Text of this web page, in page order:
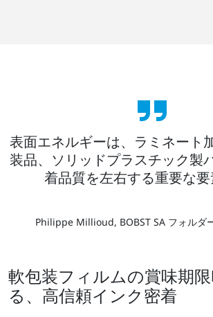
表面エネルギーは、ラミネート
装品、ソリッドプラスチック製
着品質を左右する重要な要
Philippe Millioud, BOBST SA フォルダ
軟包装フィルムの賞味期限
る、高信頼インク密着